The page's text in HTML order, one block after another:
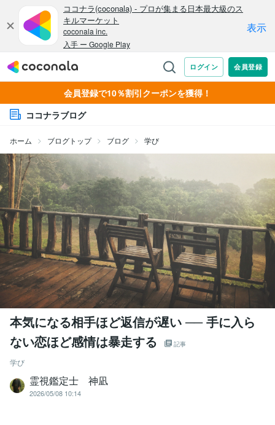
会員登録で10％割引クーポンを獲得！
ココナラブログ
ホーム ブログトップ ブログ 学び
本気になる相手ほど返信が遅い ── 手に入ら
ない恋ほど感情は暴走する
記事
学び
霊視鑑定士 神凪
2026/05/08 10:14